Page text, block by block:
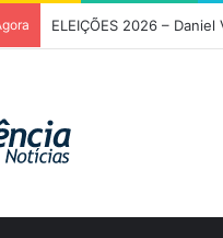
ELEIÇÕES 2026 –